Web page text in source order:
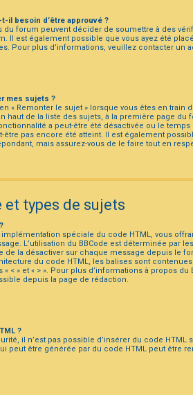
il besoin d’être approuvé ?
du forum peuvent décider de soumettre à des
Il est également possible que vous ayez été
Pour plus d’informations, veuillez contacter un
mes sujets ?
« Remonter le sujet » lorsque vous êtes en train
haut de la liste des sujets, à la première page du
a peut-être été désactivée ou le temps
être pas encore été atteint. Il est également
mais assurez-vous de le faire tout en
et types de sujets
implémentation spéciale du code HTML, vous
L’utilisation du BBCode est déterminée par
de la désactiver sur chaque message depuis le
du code HTML, les balises sont contenues
< » et « > ». Pour plus d’informations à propos
depuis la page de rédaction.
?
il n’est pas possible d’insérer du code
peut être générée par du code HTML peut être